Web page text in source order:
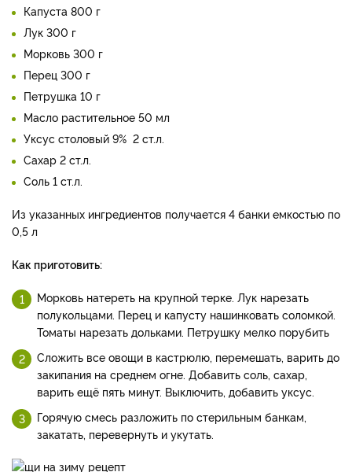
Капуста 800 г
Лук 300 г
Морковь 300 г
Перец 300 г
Петрушка 10 г
Масло растительное 50 мл
Уксус столовый 9% 2 ст.л.
Сахар 2 ст.л.
Соль 1 ст.л.
Из указанных ингредиентов получается 4 банки емкостью по
0,5 л
Как приготовить:
Морковь натереть на крупной терке. Лук нарезать
полукольцами. Перец и капусту нашинковать соломкой.
Томаты нарезать дольками. Петрушку мелко порубить
Сложить все овощи в кастрюлю, перемешать, варить до
закипания на среднем огне. Добавить соль, сахар,
варить ещё пять минут. Выключить, добавить уксус.
Горячую смесь разложить по стерильным банкам,
закатать, перевернуть и укутать.